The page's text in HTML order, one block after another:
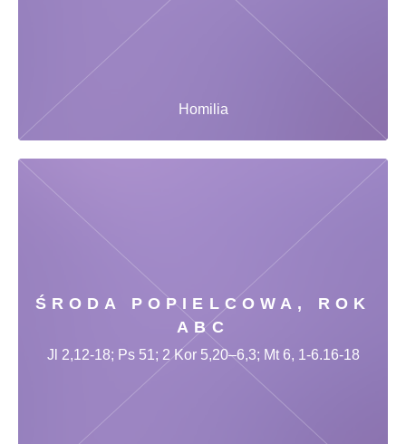
Homilia
ŚRODA POPIELCOWA, ROK
ABC
Jl 2,12-18; Ps 51; 2 Kor 5,20–6,3; Mt 6, 1-6.16-18